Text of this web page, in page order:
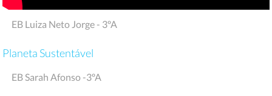
EB Luiza Neto Jorge - 3ºA
Planeta Sustentável
EB Sarah Afonso -3ºA